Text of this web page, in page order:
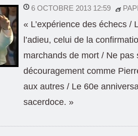
6 OCTOBRE 2013 12:59
« L’expérience des échecs /
l’adieu, celui de la
marchands de mort / Ne pas
découragement comme
aux autres / Le 60e
sacerdoce. »